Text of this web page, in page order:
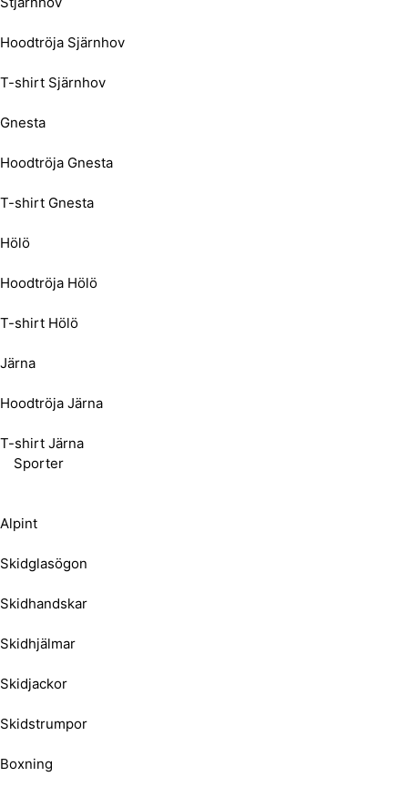
Hoodtröja Sjärnhov
T-shirt Sjärnhov
Gnesta
Hoodtröja Gnesta
T-shirt Gnesta
Hölö
Hoodtröja Hölö
T-shirt Hölö
Järna
Hoodtröja Järna
T-shirt Järna
Sporter
Alpint
Skidglasögon
Skidhandskar
Skidhjälmar
Skidjackor
Skidstrumpor
Boxning